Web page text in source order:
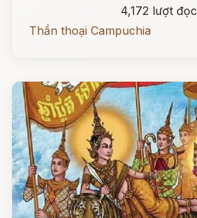
4,172 lượt đọc
Thần thoại Campuchia